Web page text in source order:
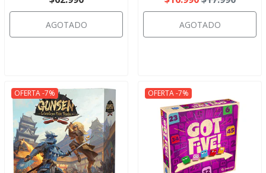
AGOTADO AGOTADO
OFERTA -7% OFERTA -7%